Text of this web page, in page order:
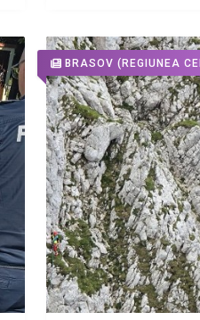
BRASOV (REGIUNEA